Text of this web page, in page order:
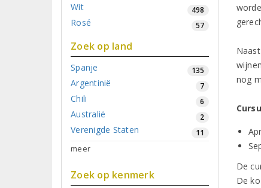
Wit 498
Rosé 57
Zoek op land
Spanje 135
Argentinië 7
Chili 6
Australië 2
Verenigde Staten 11
meer
Zoek op kenmerk
nog
De
De